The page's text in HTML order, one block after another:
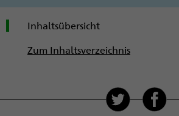
Inhaltsübersicht
Zum Inhaltsverzeichnis